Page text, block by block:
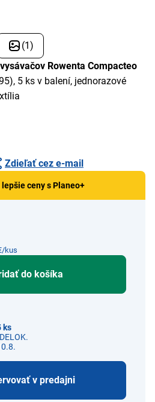
(1)
Rowenta Compacteo
5 ks v balení, jednorazové
Zdieľať cez e-mail
lepšie ceny s Planeo+
kus
do košíka
ks
v predajni